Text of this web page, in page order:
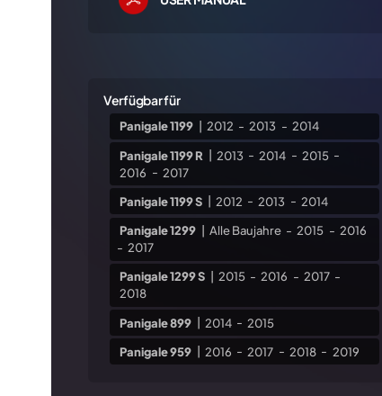
Verfügbar für
Panigale 1199 2012 - 2013 - 2014
Panigale 1199 R 2013 - 2014 - 2015 -
2016 - 2017
Panigale 1199 S 2012 - 2013 - 2014
Panigale 1299 Alle Baujahre - 2015 - 2016
- 2017
Panigale 1299 S 2015 - 2016 - 2017 -
2018
Panigale 899 2014 - 2015
Panigale 959 2016 - 2017 - 2018 - 2019